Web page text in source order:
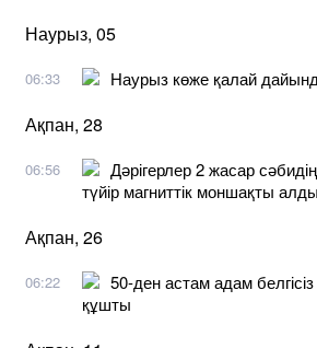
Наурыз, 05
06:33 Наурыз көже қалай
Ақпан, 28
06:56
Дәрігерлер 2 жасар
түйір магниттік моншақты алды
Ақпан, 26
06:22
50-ден астам адам
құшты